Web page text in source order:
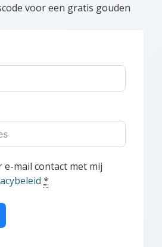
voor een gratis gouden
e-mail contact met mij
*